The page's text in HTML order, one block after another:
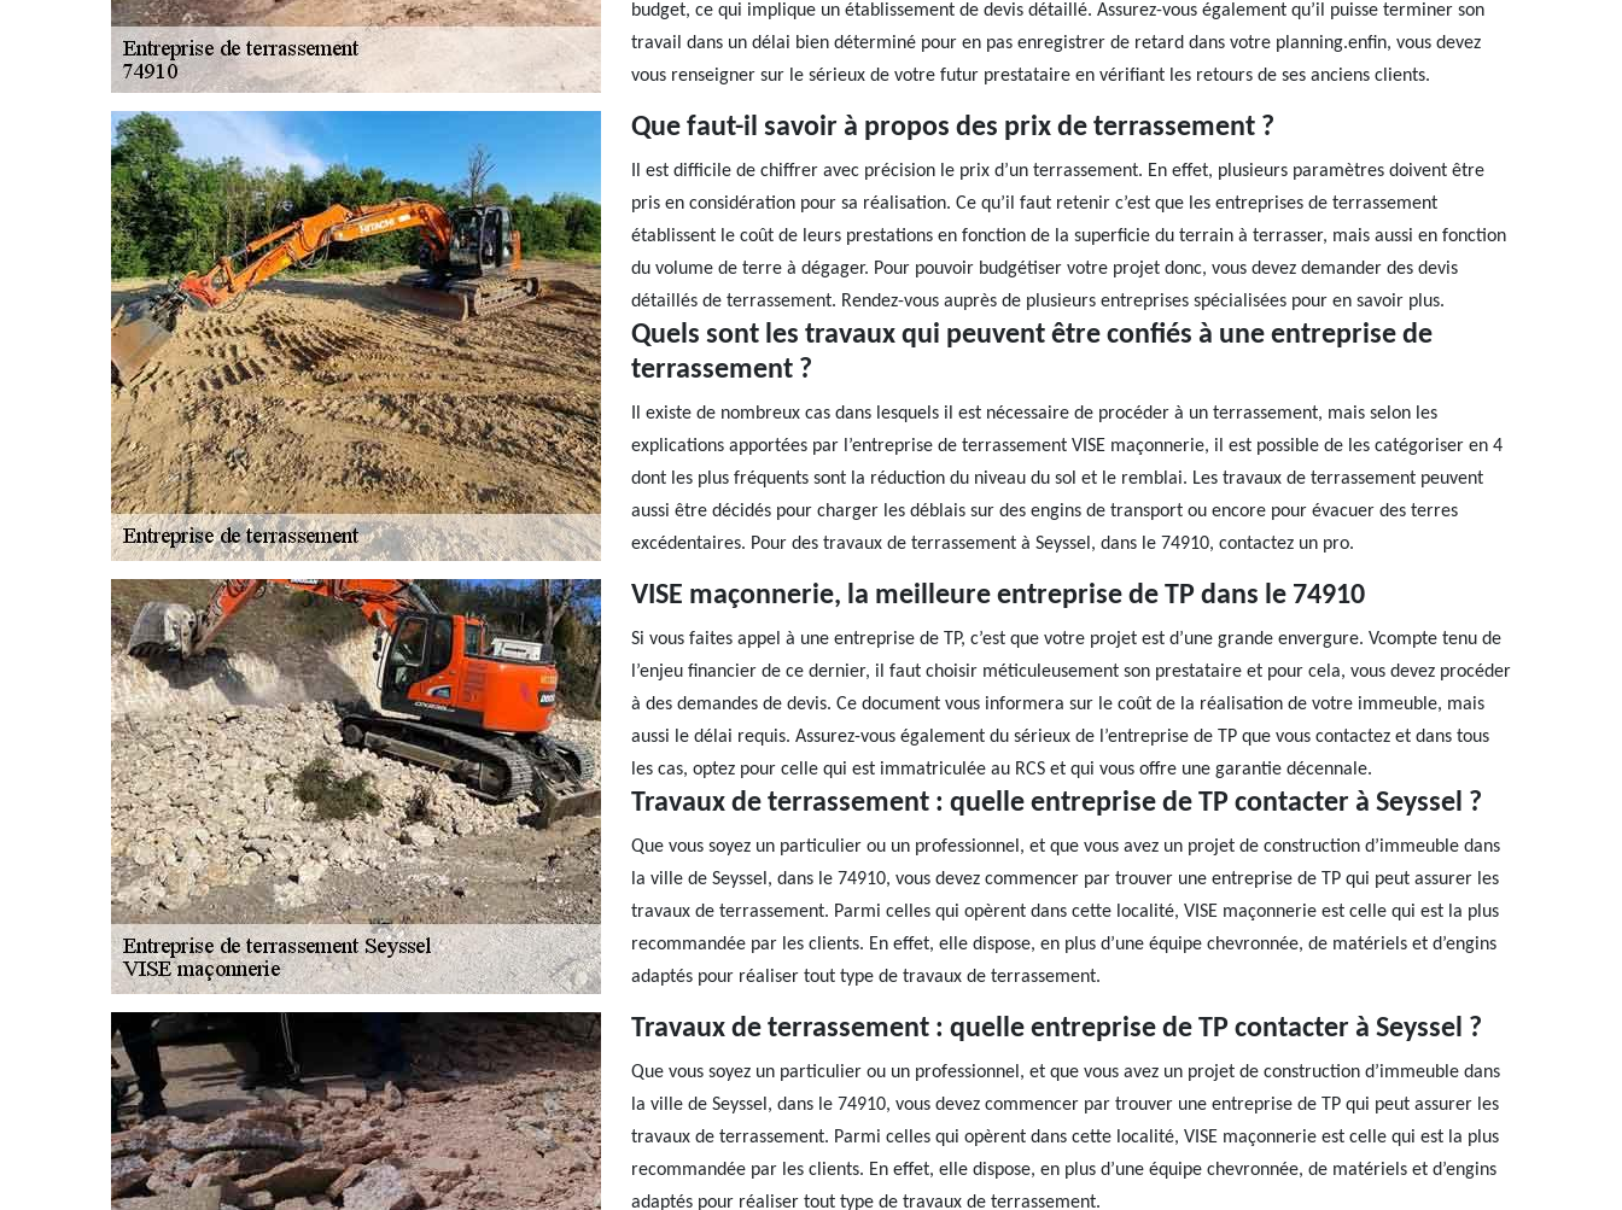
budget, ce qui implique un établissement de devis détaillé. Assurez-vous également qu’il puisse terminer son
travail dans un délai bien déterminé pour en pas enregistrer de retard dans votre planning.enfin, vous devez
vous renseigner sur le sérieux de votre futur prestataire en vérifiant les retours de ses anciens clients.
Que faut-il savoir à propos des prix de terrassement ?
Il est difficile de chiffrer avec précision le prix d’un terrassement. En effet, plusieurs paramètres doivent être
pris en considération pour sa réalisation. Ce qu’il faut retenir c’est que les entreprises de terrassement
établissent le coût de leurs prestations en fonction de la superficie du terrain à terrasser, mais aussi en fonction
du volume de terre à dégager. Pour pouvoir budgétiser votre projet donc, vous devez demander des devis
détaillés de terrassement. Rendez-vous auprès de plusieurs entreprises spécialisées pour en savoir plus.
Quels sont les travaux qui peuvent être confiés à une entreprise de
terrassement ?
Il existe de nombreux cas dans lesquels il est nécessaire de procéder à un terrassement, mais selon les
explications apportées par l’entreprise de terrassement VISE maçonnerie, il est possible de les catégoriser en 4
dont les plus fréquents sont la réduction du niveau du sol et le remblai. Les travaux de terrassement peuvent
aussi être décidés pour charger les déblais sur des engins de transport ou encore pour évacuer des terres
excédentaires. Pour des travaux de terrassement à Seyssel, dans le 74910, contactez un pro.
VISE maçonnerie, la meilleure entreprise de TP dans le 74910
Si vous faites appel à une entreprise de TP, c’est que votre projet est d’une grande envergure. Vcompte tenu de
l’enjeu financier de ce dernier, il faut choisir méticuleusement son prestataire et pour cela, vous devez procéder
à des demandes de devis. Ce document vous informera sur le coût de la réalisation de votre immeuble, mais
aussi le délai requis. Assurez-vous également du sérieux de l’entreprise de TP que vous contactez et dans tous
les cas, optez pour celle qui est immatriculée au RCS et qui vous offre une garantie décennale.
Travaux de terrassement : quelle entreprise de TP contacter à Seyssel ?
Que vous soyez un particulier ou un professionnel, et que vous avez un projet de construction d’immeuble dans
la ville de Seyssel, dans le 74910, vous devez commencer par trouver une entreprise de TP qui peut assurer les
travaux de terrassement. Parmi celles qui opèrent dans cette localité, VISE maçonnerie est celle qui est la plus
recommandée par les clients. En effet, elle dispose, en plus d’une équipe chevronnée, de matériels et d’engins
adaptés pour réaliser tout type de travaux de terrassement.
Travaux de terrassement : quelle entreprise de TP contacter à Seyssel ?
Que vous soyez un particulier ou un professionnel, et que vous avez un projet de construction d’immeuble dans
la ville de Seyssel, dans le 74910, vous devez commencer par trouver une entreprise de TP qui peut assurer les
travaux de terrassement. Parmi celles qui opèrent dans cette localité, VISE maçonnerie est celle qui est la plus
recommandée par les clients. En effet, elle dispose, en plus d’une équipe chevronnée, de matériels et d’engins
adaptés pour réaliser tout type de travaux de terrassement.